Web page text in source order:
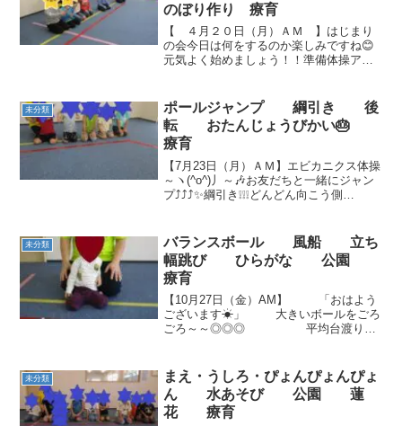
のぼり作り 療育
【 ４月２０日（月）ＡＭ 】はじまり
の会今日は何をするのか楽しみですね😊
元気よく始めましょう！！準備体操アキ
ラえもんだよ✊今度は、体全体でグーにし
て・・・・パー！！...
未分類
ポールジャンプ 綱引き 後
転 おたんじょうびかい🎂
療育
【7月23日（月）ＡＭ】エビカニクス体操
～ヽ(^o^)丿～🎶お友だちと一緒にジャン
プ⤴⤴⤴✨綱引き❕❕❕どんどん向こう側
Ｍ】午後はディズニー体操(^^♪前回り...
未分類
バランスボール 風船 立ち
幅跳び ひらがな 公園
療育
【10月27日（金）AM】 「おはよう
ございます☀」 大きいボールをごろ
ごろ～～◎◎◎ 平均台渡りが
体操から。。。!(^^...
未分類
まえ・うしろ・ぴょんぴょんぴょ
ん 水あそび 公園 蓮
花 療育